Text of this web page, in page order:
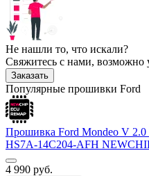
Не нашли то, что искали?
Свяжитесь с нами, возможно
Заказать
Популярные прошивки Ford
Прошивка Ford Mondeo V
HS7A-14C204-AFH
4 990 руб.